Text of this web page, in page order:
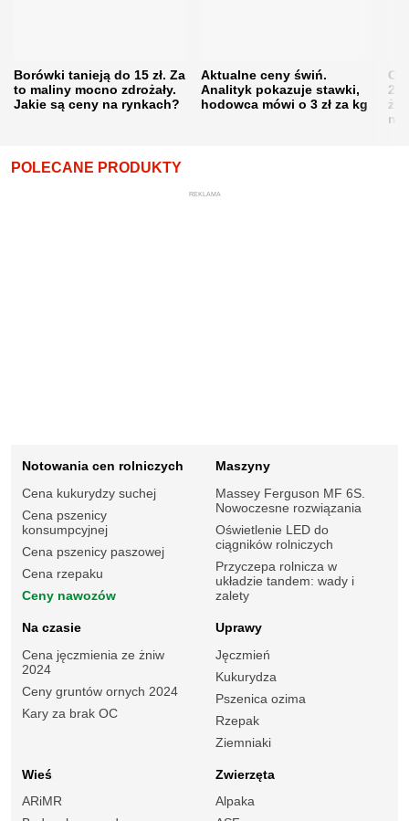
Borówki tanieją do 15 zł. Za
to maliny mocno zdrożały.
Jakie są ceny na rynkach?
Aktualne ceny świń.
Analityk pokazuje stawki,
hodowca mówi o 3 zł za kg
POLECANE PRODUKTY
REKLAMA
Notowania cen rolniczych
Cena kukurydzy suchej
Cena pszenicy
konsumpcyjnej
Cena pszenicy paszowej
Cena rzepaku
Ceny nawozów
Maszyny
Massey Ferguson MF 6S.
Nowoczesne rozwiązania
Oświetlenie LED do
ciągników rolniczych
Przyczepa rolnicza w
układzie tandem: wady i
zalety
Na czasie
Cena jęczmienia ze żniw
2024
Ceny gruntów ornych 2024
Kary za brak OC
Uprawy
Jęczmień
Kukurydza
Pszenica ozima
Rzepak
Ziemniaki
Wieś
ARiMR
Zwierzęta
Alpaka